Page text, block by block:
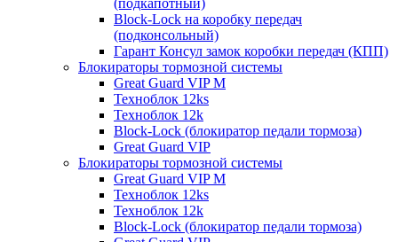
(подкапотный)
Block-Lock на коробку передач
(подконсольный)
Гарант Консул замок коробки передач (КПП)
Блокираторы тормозной системы
Great Guard VIP M
Техноблок 12ks
Техноблок 12k
Block-Lock (блокиратор педали тормоза)
Great Guard VIP
Блокираторы тормозной системы
Great Guard VIP M
Техноблок 12ks
Техноблок 12k
Block-Lock (блокиратор педали тормоза)